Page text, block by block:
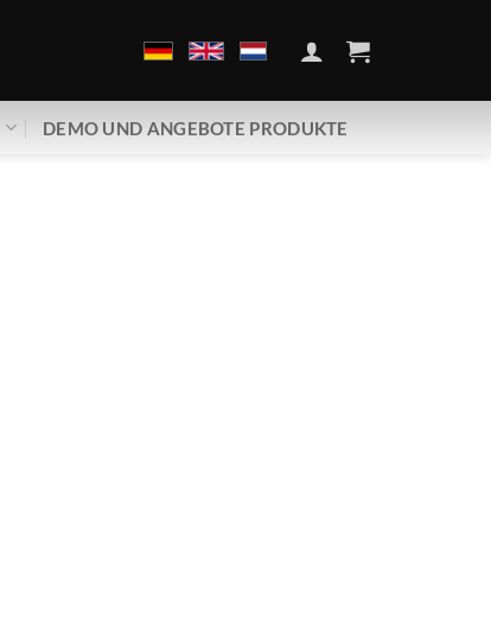
DEMO UND ANGEBOTE PRODUKTE